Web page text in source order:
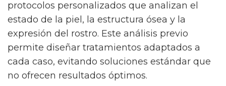
protocolos personalizados que analizan el
estado de la piel, la estructura ósea y la
expresión del rostro. Este análisis previo
permite diseñar tratamientos adaptados a
cada caso, evitando soluciones estándar que
no ofrecen resultados óptimos.